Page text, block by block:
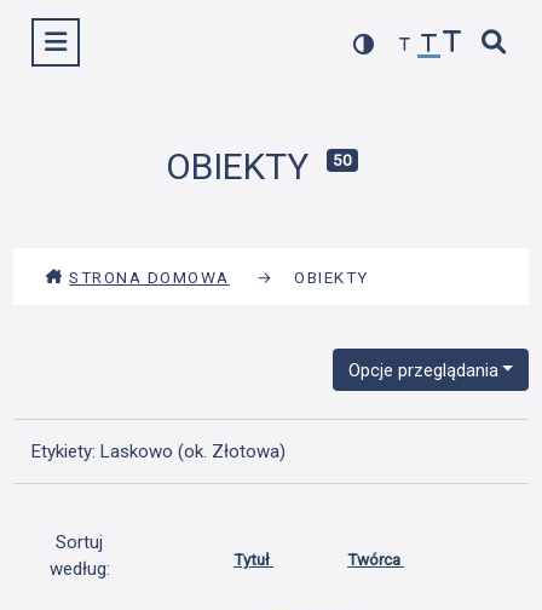
Wyświetl menu
OBIEKTY 50
STRONA DOMOWA → OBIEKTY
Opcje przeglądania
Etykiety: Laskowo (ok. Złotowa)
Sortuj
według:
Tytuł Twórca